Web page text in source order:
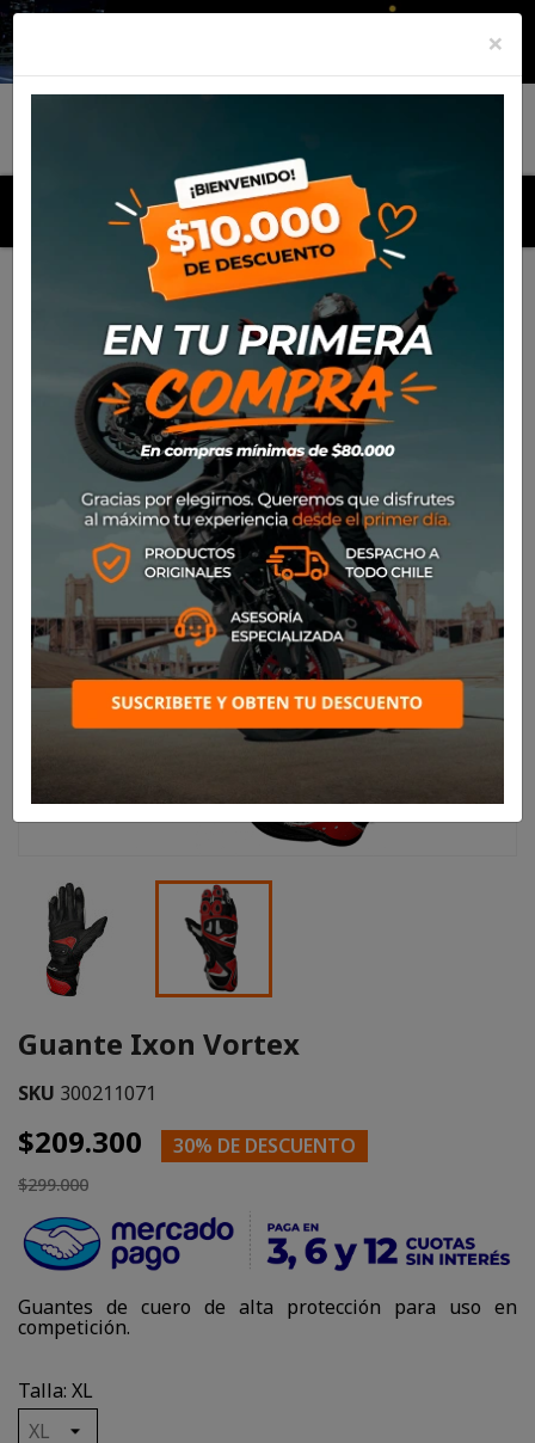
MENU
Productos Equipamiento Guante Ixon Vortex
Guante Ixon Vortex
SKU 300211071
$209.300 30% DE DESCUENTO
$299.000
Guantes de cuero de alta protección para uso en
competición.
Talla: XL
×